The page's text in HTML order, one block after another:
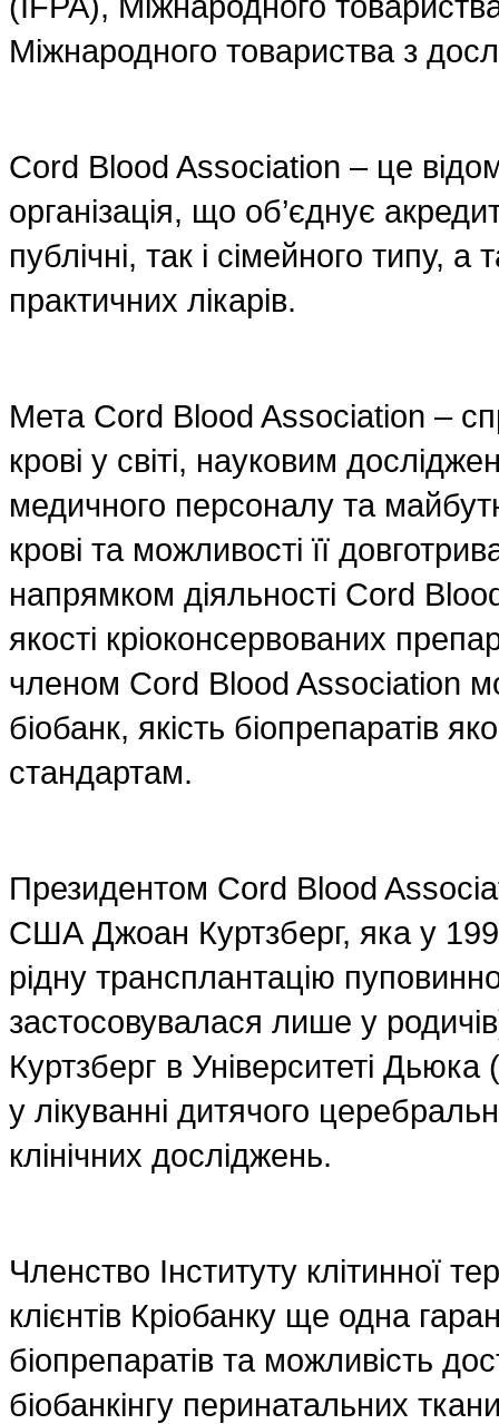
Міжнародного товариства з
Cord Blood Association – це
організація, що об’єднує
публічні, так і сімейного типу, а
практичних лікарів.
Мета Cord Blood Association –
крові у світі, науковим
медичного персоналу та
крові та можливості її
напрямком діяльності Cord
якості кріоконсервованих
членом Cord Blood Association
біобанк, якість біопрепаратів
стандартам.
Президентом Cord Blood
США Джоан Куртзберг, яка у
рідну трансплантацію
застосовувалася лише у
Куртзберг в Університеті
у лікуванні дитячого
клінічних досліджень.
Членство Інституту клітинної
клієнтів Кріобанку ще одна
біопрепаратів та можливість
біобанкінгу перинатальних